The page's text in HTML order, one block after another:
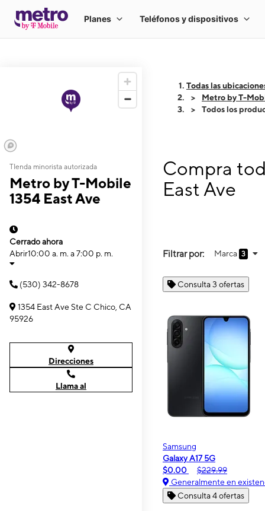
TIenda minorista autorizada
Metro by T-Mobile
1354 East Ave
Cerrado ahora
Abrir10:00 a. m. a 7:00 p. m.
(530) 342-8678
1354 East Ave Ste C Chico, CA
95926
Direcciones
Llama al
Todas las
Metro by T-
Todos los
Compra
East Ave
Filtrar por: Marca 3
Consulta 3 ofertas
Samsung
Galaxy A17 5G
$0.00
$229.99
Generalmente en
Consulta 4 ofertas